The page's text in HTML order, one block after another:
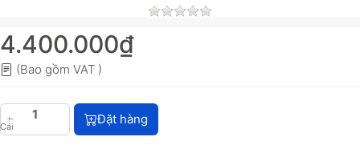
4.400.000₫
(Bao gồm VAT )
Cái
HP 81 Black DesignJet Dye Printhead and
Đặt hàng